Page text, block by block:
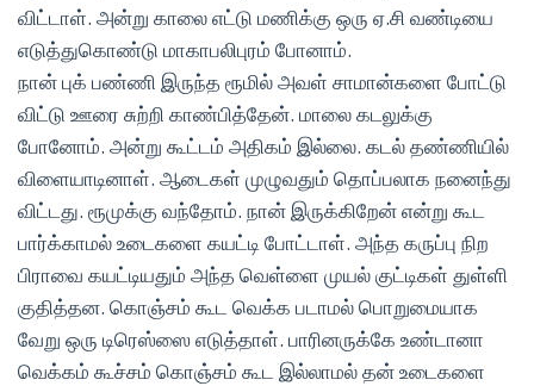
விட்டாள். அன்று காலை எட்டு மணிக்கு ஒரு ஏ.சி வண்டியை
எடுத்துகொண்டு மாகாபலிபுரம் போனாம்.
நான் புக் பண்ணி இருந்த ரூமில் அவள் சாமான்களை போட்டு
விட்டு ஊரை சுற்றி காண்பித்தேன். மாலை கடலுக்கு
போனோம். அன்று கூட்டம் அதிகம் இல்லை. கடல் தண்ணியில்
விளையாடினாள். ஆடைகள் முழுவதும் தொப்பலாக நனைந்து
விட்டது. ரூமுக்கு வந்தோம். நான் இருக்கிறேன் என்று கூட
பார்க்காமல் உடைகளை கயட்டி போட்டாள். அந்த கருப்பு நிற
பிராவை கயட்டியதும் அந்த வெள்ளை முயல் குட்டிகள் துள்ளி
குதித்தன. கொஞ்சம் கூட வெக்க படாமல் பொறுமையாக
வேறு ஒரு டிரெஸ்ஸை எடுத்தாள். பாரினருக்கே உண்டானா
வெக்கம் கூச்சம் கொஞ்சம் கூட இல்லாமல் தன் உடைகளை